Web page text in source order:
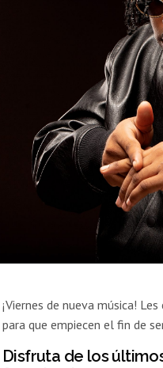
¡Viernes de nueva música!
para que empiecen el fin de
Disfruta de los